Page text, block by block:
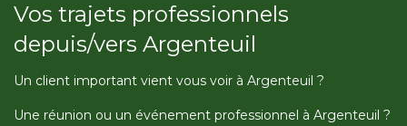
Vos trajets professionnels
depuis/vers Argenteuil
Un client important vient vous voir à Argenteuil ?
Une réunion ou un événement professionnel à Argenteuil ?